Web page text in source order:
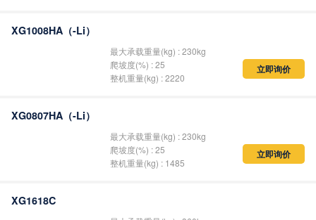
XG1008HA（-Li）
最大承载重量(kg) : 230kg
爬坡度(%) : 25
整机重量(kg) : 2220
立即询价
XG0807HA（-Li）
最大承载重量(kg) : 230kg
爬坡度(%) : 25
整机重量(kg) : 1485
立即询价
XG1618C